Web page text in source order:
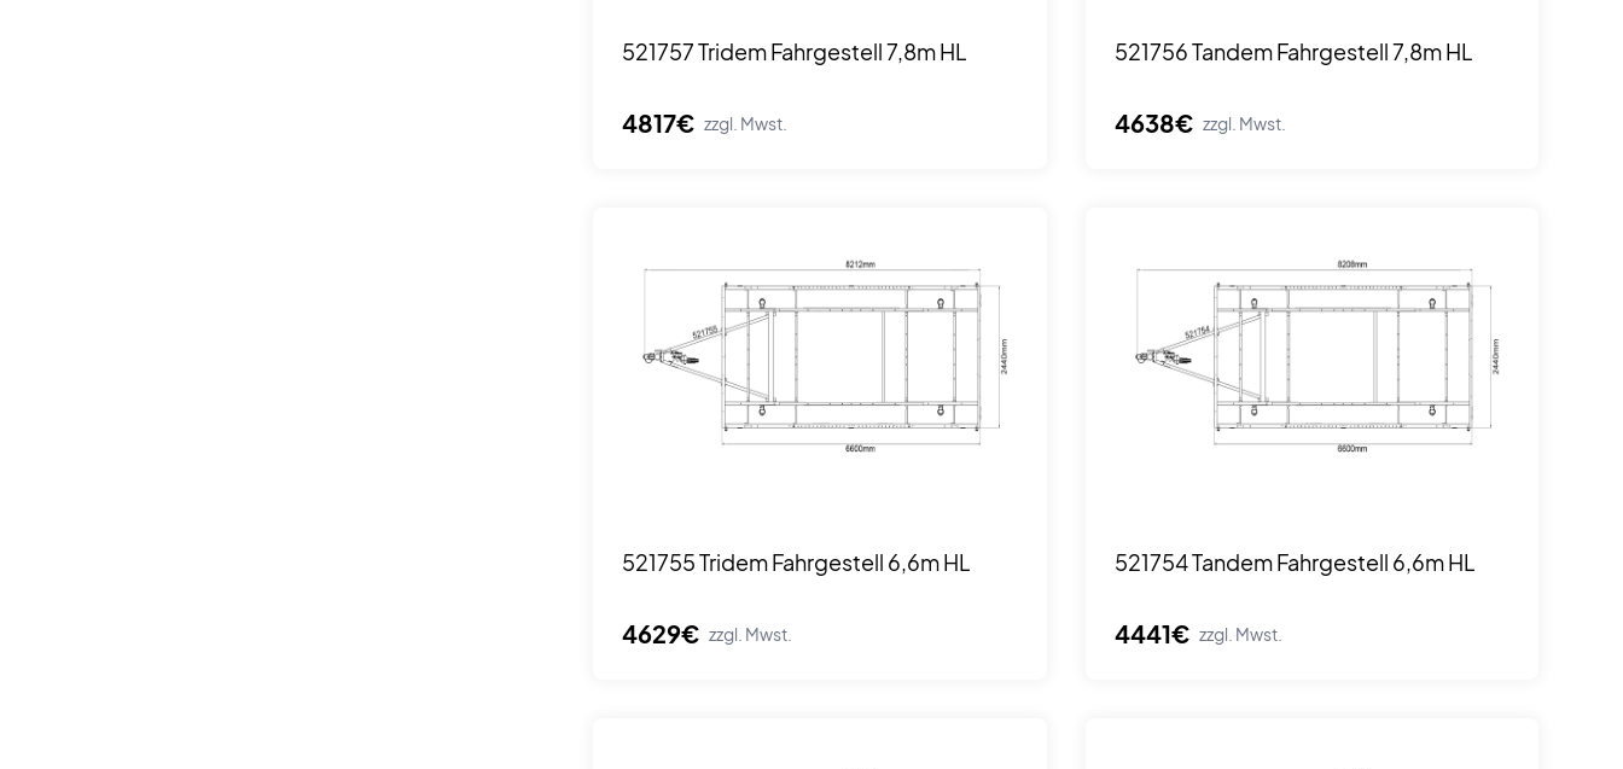
521757 Tridem Fahrgestell 7,8m HL
4817€ zzgl. Mwst.
521756 Tandem Fahrgestell 7,8m HL
4638€ zzgl. Mwst.
521755 Tridem Fahrgestell 6,6m HL
4629€ zzgl. Mwst.
521754 Tandem Fahrgestell 6,6m HL
4441€ zzgl. Mwst.